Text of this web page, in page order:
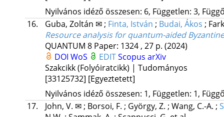
Nyilvános idéző összesen: 6, Független: 3,
16.
Guba, Zoltán ✉ ; Finta, István ; Budai, Ákos ;
Resource analysis for quantum-aided
QUANTUM 8 Paper: 1324 , 27 p. (2024)
DOI WoS EDITScopus arXiv
Szakcikk (Folyóiratcikk) | Tudományos
[33125732] [Egyeztetett]
Nyilvános idéző összesen: 1, Független: 1,
17.
John, V. ✉ ; Borsoi, F. ; György, Z. ; Wang, C.-A. ;